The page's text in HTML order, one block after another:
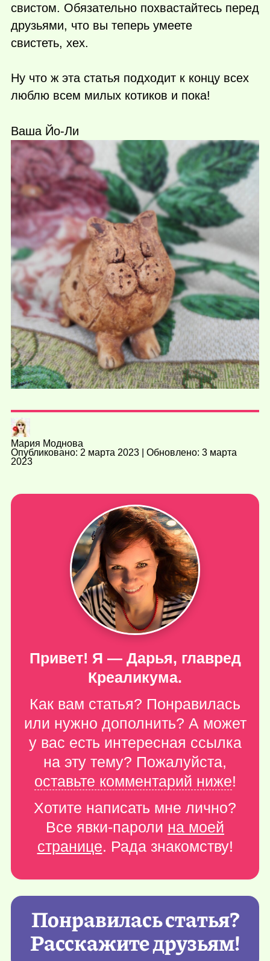
свистом. Обязательно похвастайтесь перед
друзьями, что вы теперь умеете
свистеть, хех.
Ну что ж эта статья подходит к концу всех
люблю всем милых котиков и пока!
Ваша Йо-Ли
Мария Моднова
Опубликовано: 2 марта 2023 | Обновлено: 3 марта
2023
Привет! Я — Дарья, главред
Креаликума.
Как вам статья? Понравилась
или нужно дополнить? А может
у вас есть интересная ссылка
на эту тему? Пожалуйста,
оставьте комментарий ниже!
Хотите написать мне лично?
Все явки-пароли на моей
странице. Рада знакомству!
Понравилась статья?
Расскажите друзьям!